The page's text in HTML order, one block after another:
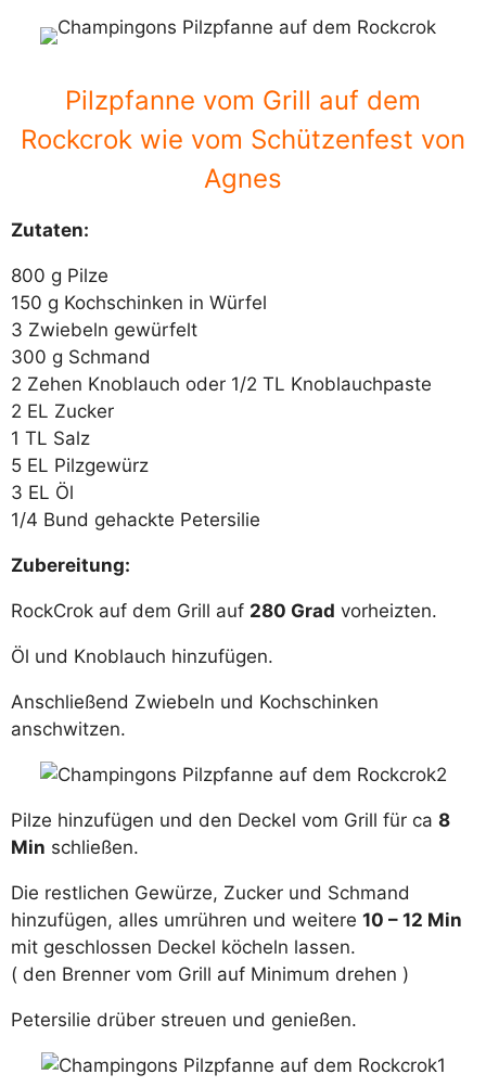
Pilzpfanne vom Grill auf dem
Rockcrok wie vom Schützenfest von
Agnes
Zutaten:
800 g Pilze
150 g Kochschinken in Würfel
3 Zwiebeln gewürfelt
300 g Schmand
2 Zehen Knoblauch oder 1/2 TL Knoblauchpaste
2 EL Zucker
1 TL Salz
5 EL Pilzgewürz
3 EL Öl
1/4 Bund gehackte Petersilie
Zubereitung:
RockCrok auf dem Grill auf 280 Grad vorheizten.
Öl und Knoblauch hinzufügen.
Anschließend Zwiebeln und Kochschinken
anschwitzen.
Pilze hinzufügen und den Deckel vom Grill für ca 8
Min schließen.
Die restlichen Gewürze, Zucker und Schmand
hinzufügen, alles umrühren und weitere 10 – 12 Min
mit geschlossen Deckel köcheln lassen.
( den Brenner vom Grill auf Minimum drehen )
Petersilie drüber streuen und genießen.